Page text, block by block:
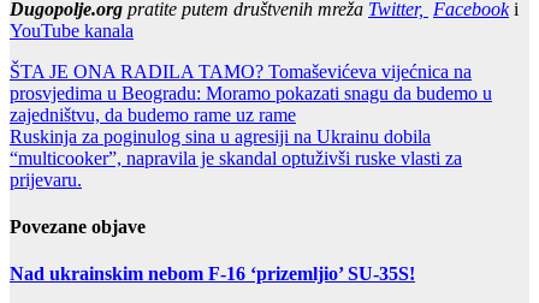
Dugopolje.org pratite putem društvenih mreža Twitter, Facebooki
YouTube kanala
Post
navigation
ŠTA JE ONA RADILA TAMO? Tomaševićeva vijećnica na
prosvjedima u Beogradu: Moramo pokazati snagu da budemo u
zajedništvu, da budemo rame uz rame
Ruskinja za poginulog sina u agresiji na Ukrainu dobila
“multicooker”, napravila je skandal optuživši ruske vlasti za
prijevaru.
Povezane objave
Nad ukrainskim nebom F-16 ‘prizemljio’ SU-35S!